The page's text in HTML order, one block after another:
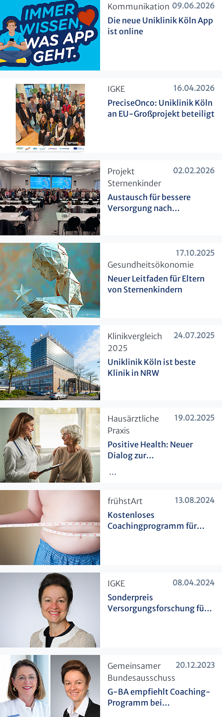
09.06.2026
​Kommunikation
Die neue Uniklinik Köln App
ist online
16.04.2026
​IGKE
PreciseOnco: Uniklinik Köln
an EU-Großprojekt beteiligt
02.02.2026
​Projekt
Sternenkinder
Austausch für bessere
Versorgung nach
17.10.2025
​Gesundheitsökonomie
Neuer Leitfaden für Eltern
von Sternenkindern
24.07.2025
​Klinikvergleich
2025
Uniklinik Köln ist beste
Klinik in NRW
19.02.2025
​Hausärztliche
Praxis
Positive Health: Neuer
Dialog zur
...
13.08.2024
​frühstArt
Kostenloses
Coachingprogramm für
08.04.2024
​IGKE
Sonderpreis
Versorgungsforschung für
20.12.2023
​Gemeinsamer
Bundesausschuss
G-BA empfiehlt Coaching-
Programm bei